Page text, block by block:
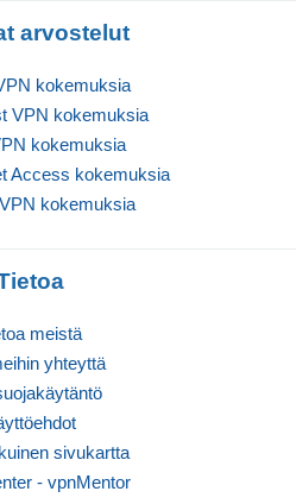
arvostelut
kokemuksia
VPN kokemuksia
kokemuksia
Access kokemuksia
kokemuksia
meistä
yhteyttä
sivukartta
- vpnMentor